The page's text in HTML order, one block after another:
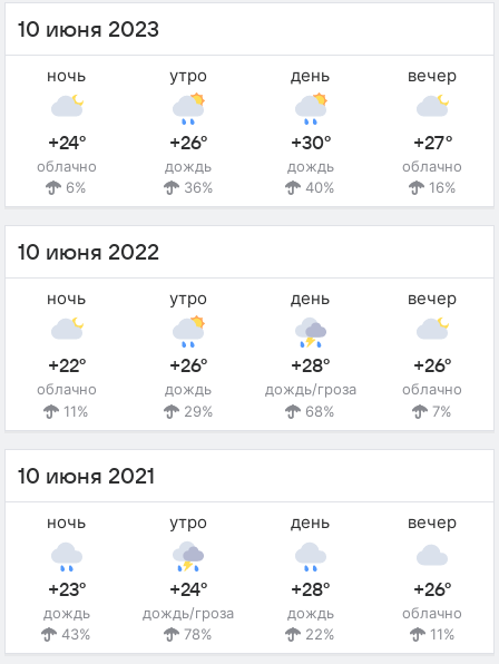
10 июня 2023
ночь
+24°
облачно
6%
утро
+26°
дождь
36%
день
+30°
дождь
40%
вечер
+27°
облачно
16%
10 июня 2022
ночь
+22°
облачно
11%
утро
+26°
дождь
29%
день
+28°
дождь/гроза
68%
вечер
+26°
облачно
7%
10 июня 2021
ночь
+23°
дождь
43%
утро
+24°
дождь/гроза
78%
день
+28°
дождь
22%
вечер
+26°
облачно
11%